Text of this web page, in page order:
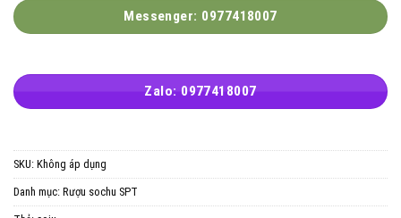
Messenger: 0977418007
Zalo: 0977418007
SKU: Không áp dụng
Danh mục: Rượu sochu SPT